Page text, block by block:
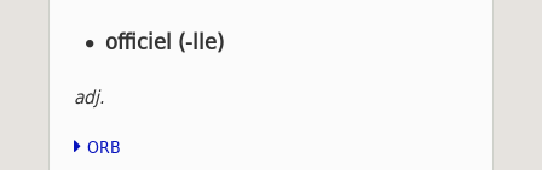
officiel (-lle)
adj.
ORB